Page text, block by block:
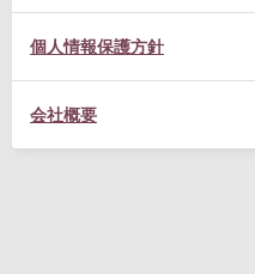
個人情報保護方針
会社概要